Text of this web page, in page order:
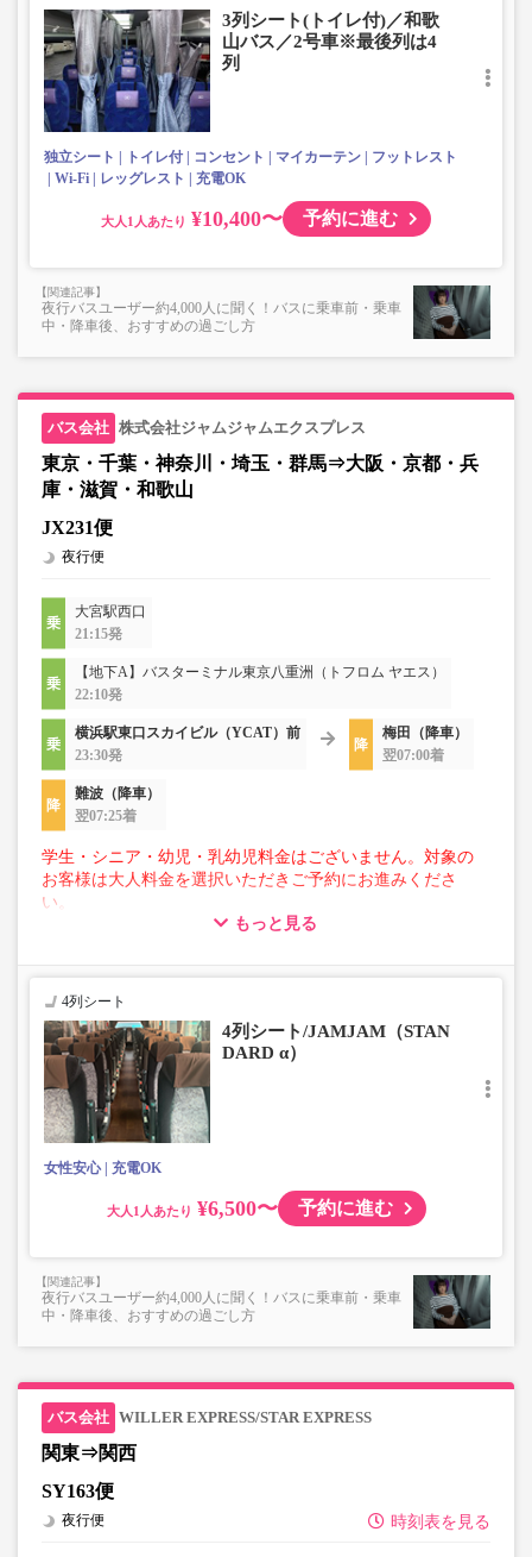
・車内を常時換気、車内を清掃、除菌
・最後部は運行会社により４列シートとなる場合がありま
す
3列シート(トイレ付)／和歌
山バス／2号車※最後列は4
列
独立シート トイレ付 コンセント マイカーテン
フットレスト
Wi-Fi
レッグレスト 充電OK
大人 ¥10,400〜 予約に進む
夜行バスユーザー約4,000人に聞く！バスに乗車前・乗車
中・降車後、おすすめの過ごし方
株式会社ジャムジャムエクスプレス
東京・千葉・神奈川・埼玉・群馬⇒大阪・京都・兵
庫・滋賀・和歌山
JX231便
夜行便
大宮駅西口
21:15発
【地下A】バスターミナル東京八重洲（トフロム ヤエス）
22:10発
横浜駅東口スカイビル（YCAT）前
23:30発
梅田（降車）
翌07:00着
難波（降車）
翌07:25着
学生・シニア・幼児・乳幼児料金はございません。対象の
お客様は大人料金を選択いただきご予約にお進みくださ
い。
■トランクにてお預かりできる荷物
・3辺合計160cm以内、かつ10kg以下のものをおひとり様1
■お預かりできない荷物（貴重品以外は車内持ち込みも不
可）
楽器・自転車（折りたたみ含む）・ボード等の大きな荷
物、壊れ物、危険物、貴重品、ペット、
上記「トランクにてお預かりできる荷物」の条件を満たさ
もっと見る
4列シート
4列シート/JAMJAM（STAN
DARD α）
女性安心 充電OK
大人 ¥6,500〜 予約に進む
夜行バスユーザー約4,000人に聞く！バスに乗車前・乗車
中・降車後、おすすめの過ごし方
WILLER EXPRESS/STAR EXPRESS
関東⇒関西
SY163便
時刻表を見る
夜行便